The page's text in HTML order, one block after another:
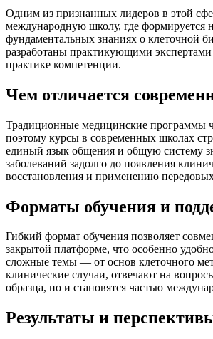
Одним из признанных лидеров в этой
международную школу, где формируется
фундаментальных знаниях о клеточной
разработаны практикующими
практике компетенции.
Чем отличается
Традиционные медицинские программы
поэтому курсы в современных школах
единый язык общения и общую систему
заболеваний задолго до появления
восстановления и применению
Форматы обучения и
Гибкий формат обучения позволяет
закрытой платформе, что особенно
сложные темы — от основ клеточного
клинические случаи, отвечают на
образца, но и становятся частью
Результаты и